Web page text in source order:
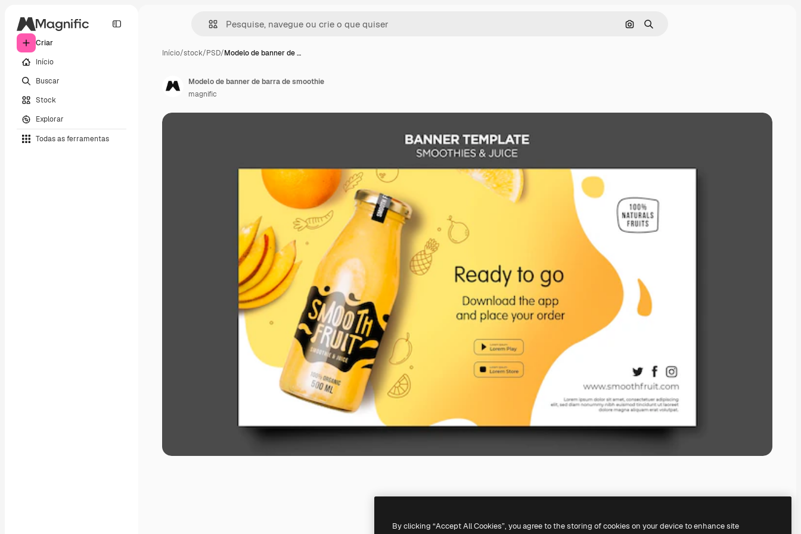
Criar
Início
Buscar
Stock
Explorar
Todas as ferramentas
Pesquisar por imagem
Buscar
Início/stock/PSD/Modelo de banner de …
Modelo de banner de barra de smoothie
magnific
By clicking “Accept All Cookies”, you agree to the storing of cookies on your device to enhance site